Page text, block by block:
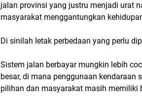
jalan provinsi yang justru menjadi urat
masyarakat menggantungkan
Di sinilah letak perbedaan yang perlu
Sistem jalan berbayar mungkin lebih
besar, di mana penggunaan
pilihan dan masyarakat masih memiliki